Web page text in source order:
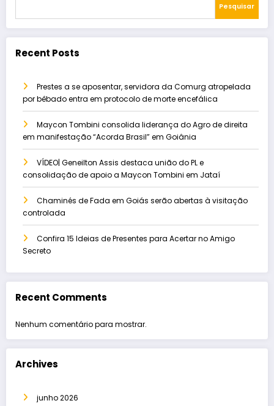
Pesquisar
Recent Posts
Prestes a se aposentar, servidora da Comurg atropelada
por bêbado entra em protocolo de morte encefálica
Maycon Tombini consolida liderança do Agro de direita
em manifestação “Acorda Brasil” em Goiânia
VÍDEO| Geneilton Assis destaca união do PL e
consolidação de apoio a Maycon Tombini em Jataí
Chaminés de Fada em Goiás serão abertas à visitação
controlada
Confira 15 Ideias de Presentes para Acertar no Amigo
Secreto
Recent Comments
Nenhum comentário para mostrar.
Archives
junho 2026